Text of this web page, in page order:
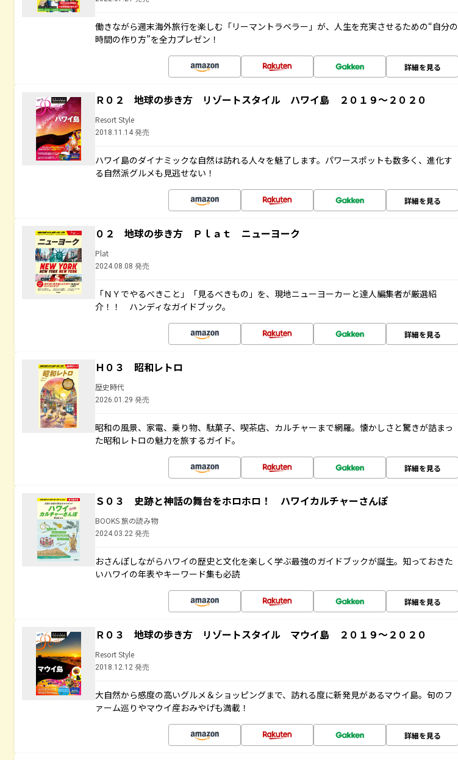
働きながら週末海外旅行を楽しむ「リーマントラベラー」が、人生を充実させるための“自分の
時間の作り方”を全力プレゼン！
詳細を見る
Ｒ０２ 地球の歩き方 リゾートスタイル ハワイ島 ２０１９～２０２０
Resort Style
2018.11.14 発売
ハワイ島のダイナミックな自然は訪れる人々を魅了します。パワースポットも数多く、進化す
る自然派グルメも見逃せない！
詳細を見る
０２ 地球の歩き方 Ｐｌａｔ ニューヨーク
Plat
2024.08.08 発売
「ＮＹでやるべきこと」「見るべきもの」を、現地ニューヨーカーと達人編集者が厳選紹
介！！ ハンディなガイドブック。
詳細を見る
Ｈ０３ 昭和レトロ
歴史時代
2026.01.29 発売
昭和の風景、家電、乗り物、駄菓子、喫茶店、カルチャーまで網羅。懐かしさと驚きが詰まっ
た昭和レトロの魅力を旅するガイド。
詳細を見る
Ｓ０３ 史跡と神話の舞台をホロホロ！ ハワイカルチャーさんぽ
BOOKS 旅の読み物
2024.03.22 発売
おさんぽしながらハワイの歴史と文化を楽しく学ぶ最強のガイドブックが誕生。知っておきた
いハワイの年表やキーワード集も必読
詳細を見る
Ｒ０３ 地球の歩き方 リゾートスタイル マウイ島 ２０１９～２０２０
Resort Style
2018.12.12 発売
大自然から感度の高いグルメ＆ショッピングまで、訪れる度に新発見があるマウイ島。旬のフ
ァーム巡りやマウイ産おみやげも満載！
詳細を見る